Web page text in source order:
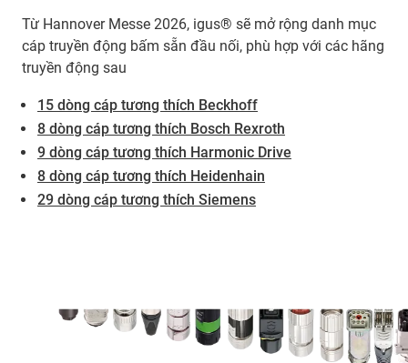
Từ Hannover Messe 2026, igus® sẽ mở rộng danh mục
cáp truyền động bấm sẵn đầu nối, phù hợp với các hãng
truyền động sau
15 dòng cáp tương thích Beckhoff
8 dòng cáp tương thích Bosch Rexroth
9 dòng cáp tương thích Harmonic Drive
8 dòng cáp tương thích Heidenhain
29 dòng cáp tương thích Siemens